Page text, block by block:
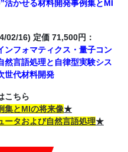
活かせる材料開発事例集とMI
02/16) 定価 71,500円：
ンフォマティクス・量子コン
然言語処理と自律型実験シス
世代材料開発
こちら
集とMIの将来像★
ータおよび自然言語処理★